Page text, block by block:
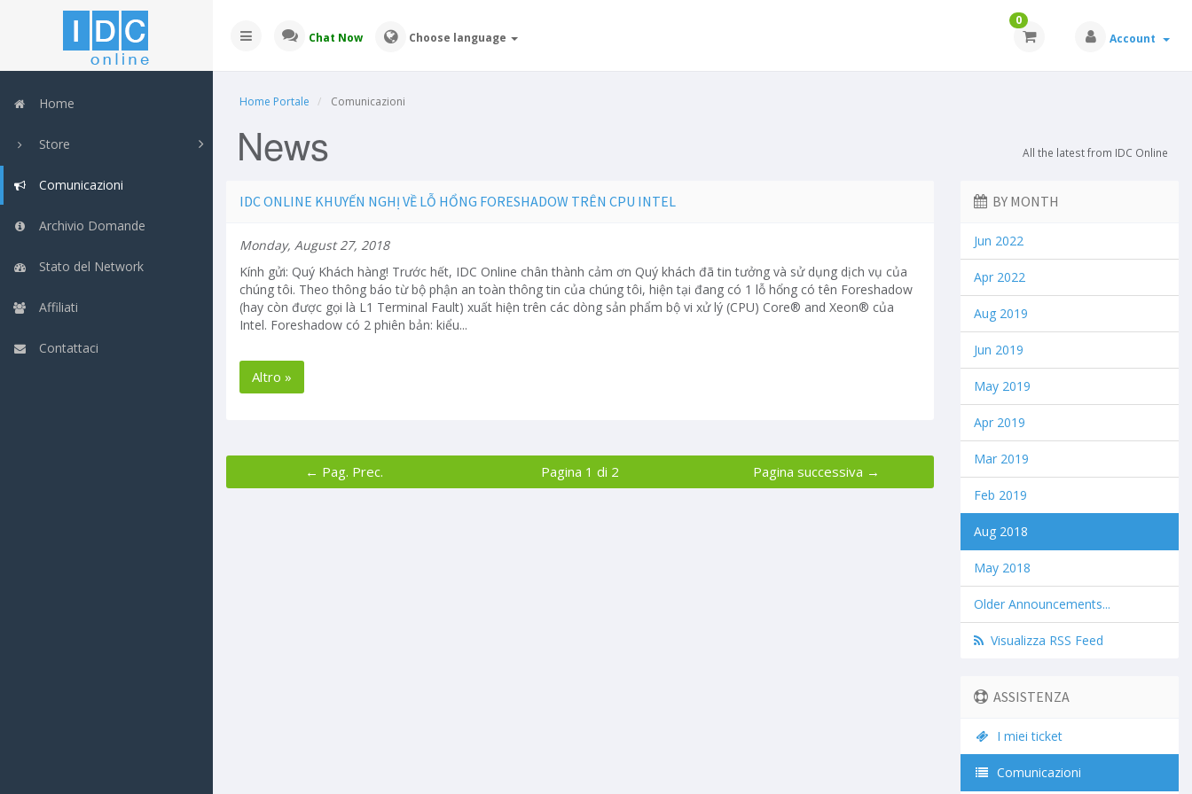
Chat Now Choose language
0
Account
Home
Store
Comunicazioni
Archivio Domande
Stato del Network
Affiliati
Contattaci
Home Portale Comunicazioni
News All the latest from IDC Online
BY MONTH
Jun 2022
Apr 2022
Aug 2019
Jun 2019
May 2019
Apr 2019
Mar 2019
Feb 2019
Aug 2018
May 2018
Older Announcements...
Visualizza RSS Feed
IDC ONLINE KHUYẾN NGHỊ VỀ LỖ HỔNG FORESHADOW TRÊN CPU INTEL
Monday, August 27, 2018
Kính gửi: Quý Khách hàng! Trước hết, IDC Online chân thành cảm ơn Quý khách đã tin tưởng và sử dụng dịch vụ của
chúng tôi. Theo thông báo từ bộ phận an toàn thông tin của chúng tôi, hiện tại đang có 1 lỗ hổng có tên Foreshadow
(hay còn được gọi là L1 Terminal Fault) xuất hiện trên các dòng sản phẩm bộ vi xử lý (CPU) Core® and Xeon® của
Intel. Foreshadow có 2 phiên bản: kiểu...
Altro »
← Pag. Prec. Pagina 1 di 2 Pagina successiva →
ASSISTENZA
I miei ticket
Comunicazioni